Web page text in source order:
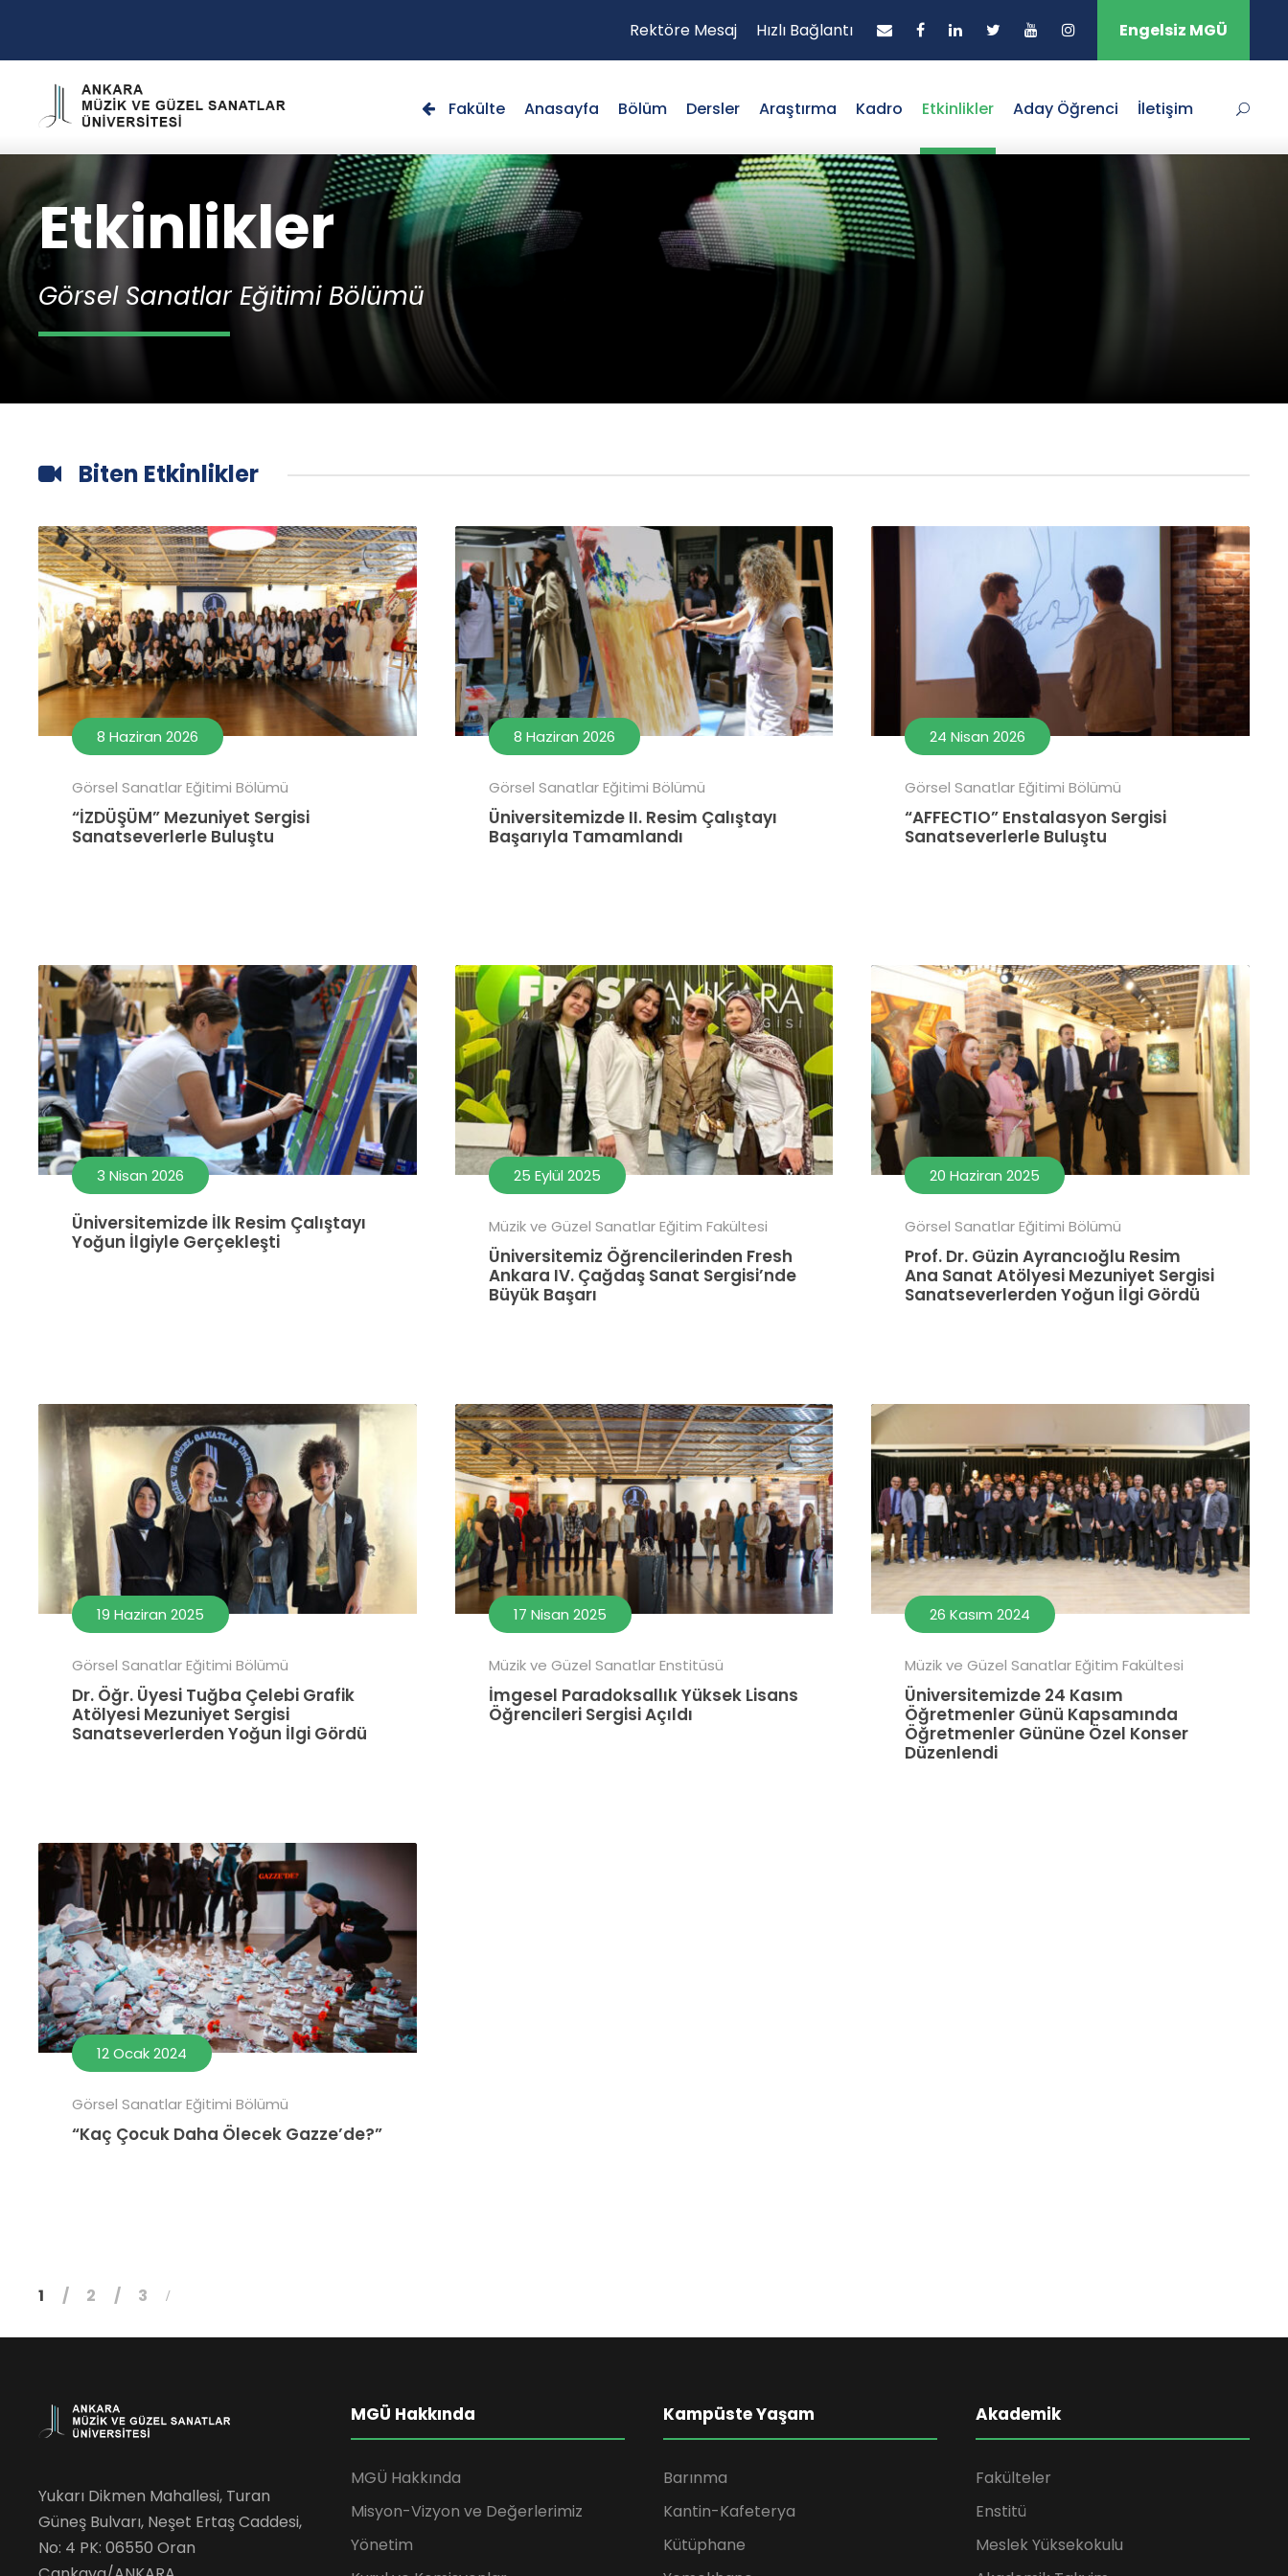
Rektöre Mesaj Hızlı Bağlantı Engelsiz MGÜ
Fakülte Anasayfa Bölüm Dersler Araştırma Kadro Etkinlikler Aday Öğrenci İletişim
Etkinlikler
Görsel Sanatlar Eğitimi Bölümü
Biten Etkinlikler
8 Haziran 2026
Görsel Sanatlar Eğitimi Bölümü
“İZDÜŞÜM” Mezuniyet Sergisi
Sanatseverlerle Buluştu
8 Haziran 2026
Görsel Sanatlar Eğitimi Bölümü
Üniversitemizde II. Resim Çalıştayı
Başarıyla Tamamlandı
24 Nisan 2026
Görsel Sanatlar Eğitimi Bölümü
“AFFECTIO” Enstalasyon Sergisi
Sanatseverlerle Buluştu
3 Nisan 2026
Üniversitemizde İlk Resim Çalıştayı
Yoğun İlgiyle Gerçekleşti
25 Eylül 2025
Müzik ve Güzel Sanatlar Eğitim Fakültesi
Üniversitemiz Öğrencilerinden Fresh
Ankara IV. Çağdaş Sanat Sergisi’nde
Büyük Başarı
20 Haziran 2025
Görsel Sanatlar Eğitimi Bölümü
Prof. Dr. Güzin Ayrancıoğlu Resim
Ana Sanat Atölyesi Mezuniyet Sergisi
Sanatseverlerden Yoğun İlgi Gördü
19 Haziran 2025
Görsel Sanatlar Eğitimi Bölümü
Dr. Öğr. Üyesi Tuğba Çelebi Grafik
Atölyesi Mezuniyet Sergisi
Sanatseverlerden Yoğun İlgi Gördü
17 Nisan 2025
Müzik ve Güzel Sanatlar Enstitüsü
İmgesel Paradoksallık Yüksek Lisans
Öğrencileri Sergisi Açıldı
26 Kasım 2024
Müzik ve Güzel Sanatlar Eğitim Fakültesi
Üniversitemizde 24 Kasım
Öğretmenler Günü Kapsamında
Öğretmenler Gününe Özel Konser
Düzenlendi
12 Ocak 2024
Görsel Sanatlar Eğitimi Bölümü
“Kaç Çocuk Daha Ölecek Gazze’de?”
1 2 3
Yukarı Dikmen Mahallesi, Turan
Güneş Bulvarı, Neşet Ertaş Caddesi,
No: 4 PK: 06550 Oran
MGÜ Hakkında
MGÜ Hakkında
Misyon-Vizyon ve Değerlerimiz
Yönetim
Kampüste Yaşam
Barınma
Kantin-Kafeterya
Kütüphane
Akademik
Fakülteler
Enstitü
Meslek Yüksekokulu